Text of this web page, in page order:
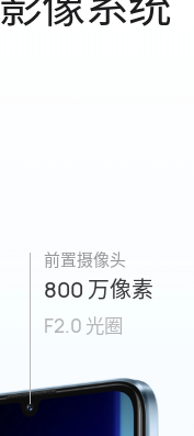
前置摄像头
800 万像素
F2.0 光圈